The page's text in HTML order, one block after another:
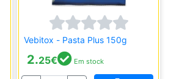
Vebitox - Pasta Plus 150g
2.25€ Em stock